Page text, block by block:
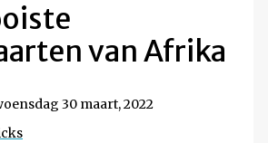
van Afrika
30 maart, 2022